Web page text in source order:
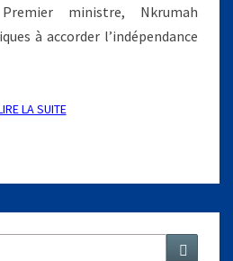
0
9
7
ministre, Nkrumah
à accorder l’indépendance
LA SUITELIRE LA SUITE